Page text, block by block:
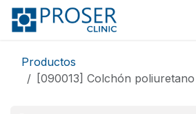
Ir al contenido
Productos
[090013] Colchón